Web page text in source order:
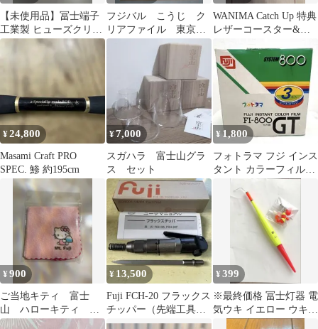
【未使用品】冨士端子
工業製 ヒューズクリッ
プ F-042 1,000個/袋
フジバル こうじ ク
リアファイル 東京
ショッパー
WANIMA Catch Up 特典
レザーコースター&キ
¥24,800
Masami Craft PRO
SPEC. 鯵 約195cm
¥7,000
スガハラ 富士山グラ
ス セット
¥ 1,800
フォトラマ フジ インス
タント カラーフィルム
¥900
ご当地キティ 富士
山 ハローキティ ハ
ンカチ タオル 伊
¥ 13,500
Fuji FCH-20 フラックス
チッパー（先端工具付
き）
¥399
※最終価格 冨士灯器 電
気ウキ イエロー ウキ
釣具 釣り用品